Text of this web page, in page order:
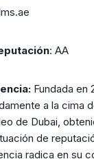
: AA
Fundada en
a la cima
de Dubai,
de
radica en su